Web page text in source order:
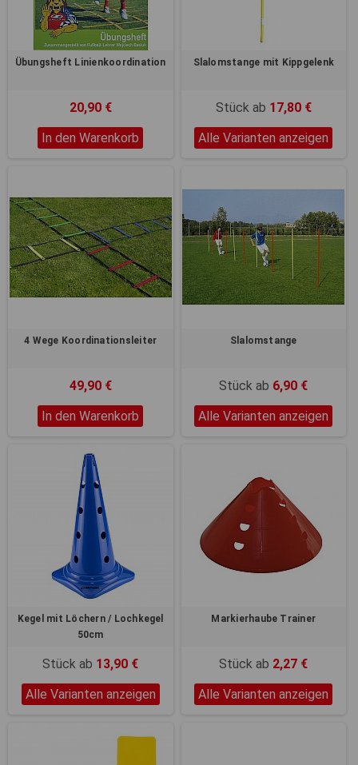
Übungsheft Linienkoordination
20,90 €
In den Warenkorb
Slalomstange mit Kippgelenk
Stück ab 17,80 €
Alle Varianten anzeigen
4 Wege Koordinationsleiter
49,90 €
In den Warenkorb
Slalomstange
Stück ab 6,90 €
Alle Varianten anzeigen
Kegel mit Löchern / Lochkegel
50cm
Stück ab 13,90 €
Alle Varianten anzeigen
Markierhaube Trainer
Stück ab 2,27 €
Alle Varianten anzeigen